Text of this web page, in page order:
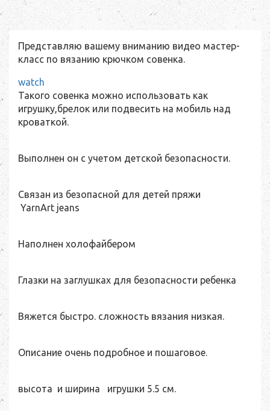
Представляю вашему вниманию видео мастер-
класс по вязанию крючком совенка.
watch
Такого совенка можно использовать как
игрушку,брелок или подвесить на мобиль над
кроваткой.
Выполнен он с учетом детской безопасности.
Связан из безопасной для детей пряжи
YarnArt jeans
Наполнен холофайбером
Глазки на заглушках для безопасности ребенка
Вяжется быстро. сложность вязания низкая.
Описание очень подробное и пошаговое.
высота и ширина игрушки 5.5 см.